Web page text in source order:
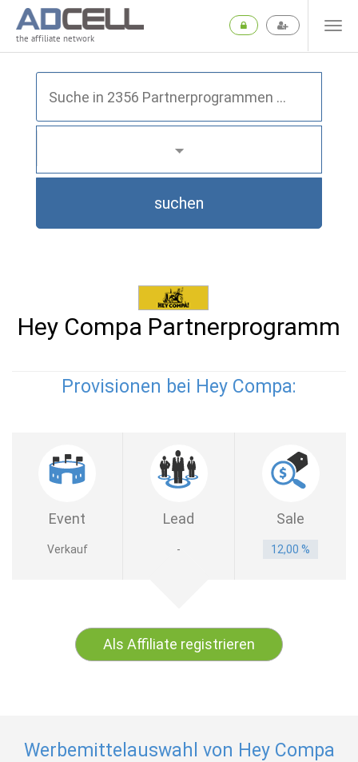
the affiliate network
suchen
Hey Compa Partnerprogramm
Provisionen bei Hey Compa:
Event Lead Sale
Verkauf - 12,00 %
Als Affiliate registrieren
Werbemittelauswahl von Hey Compa